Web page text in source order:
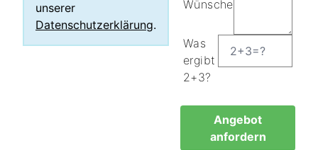
unserer
Datenschutzerklärung.
Wünsche
Was
ergibt
2+3?
Angebot
anfordern